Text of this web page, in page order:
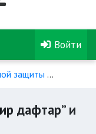
Войти
защиты
дафтар” и